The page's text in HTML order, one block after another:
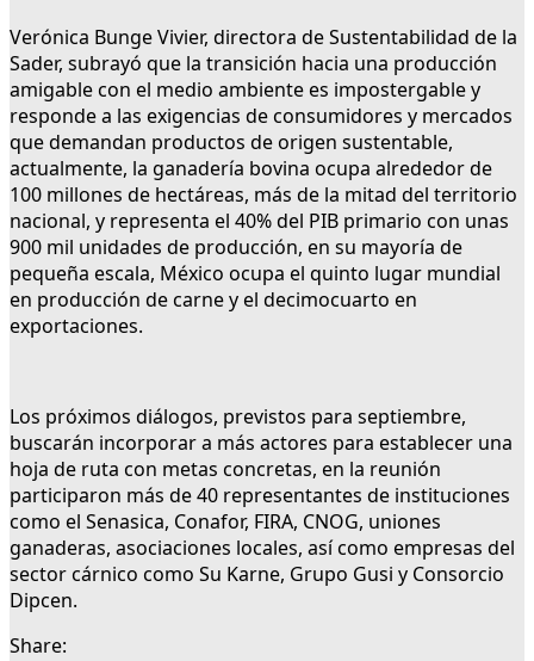
Verónica Bunge Vivier, directora de Sustentabilidad de la
Sader, subrayó que la transición hacia una producción
amigable con el medio ambiente es impostergable y
responde a las exigencias de consumidores y mercados
que demandan productos de origen sustentable,
actualmente, la ganadería bovina ocupa alrededor de
100 millones de hectáreas, más de la mitad del territorio
nacional, y representa el 40% del PIB primario con unas
900 mil unidades de producción, en su mayoría de
pequeña escala, México ocupa el quinto lugar mundial
en producción de carne y el decimocuarto en
exportaciones.
Los próximos diálogos, previstos para septiembre,
buscarán incorporar a más actores para establecer una
hoja de ruta con metas concretas, en la reunión
participaron más de 40 representantes de instituciones
como el Senasica, Conafor, FIRA, CNOG, uniones
ganaderas, asociaciones locales, así como empresas del
sector cárnico como Su Karne, Grupo Gusi y Consorcio
Dipcen.
Share: